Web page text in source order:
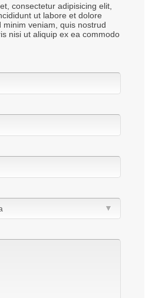
consectetur adipisicing elit,
ut labore et dolore
veniam, quis nostrud
nisi ut aliquip ex ea commodo